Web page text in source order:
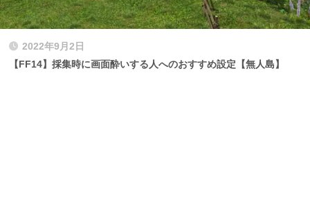
2022年9月2日
【FF14】採集時に画面酔いする人へのおすすめ設定【無人島】